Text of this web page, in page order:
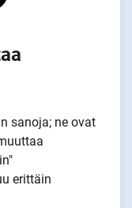
sanoja; ne ovat
erittäin